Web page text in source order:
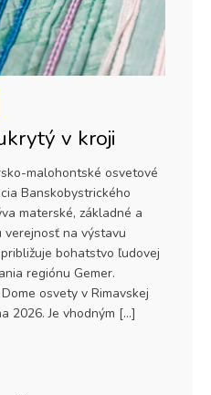
v kroji
malohontské osvetové
Banskobystrického
materské, základné a
verejnosť na výstavu
bohatstvo ľudovej
regiónu Gemer.
osvety v Rimavskej
2026. Je vhodným […]